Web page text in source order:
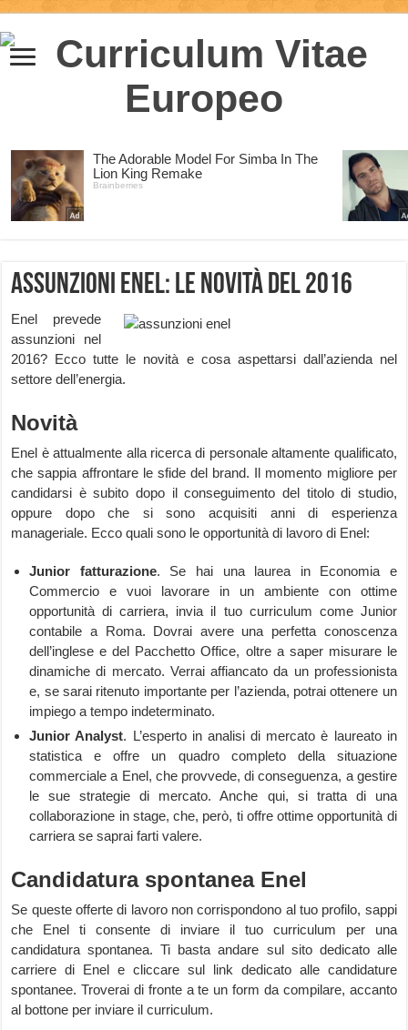
Assunzioni Enel: le novità del 2016
Enel prevede
assunzioni nel
2016? Ecco tutte le novità e cosa aspettarsi dall’azienda nel
settore dell’energia.
Novità
Enel è attualmente alla ricerca di personale altamente qualificato,
che sappia affrontare le sfide del brand. Il momento migliore per
candidarsi è subito dopo il conseguimento del titolo di studio,
oppure dopo che si sono acquisiti anni di esperienza
manageriale. Ecco quali sono le opportunità di lavoro di Enel:
Junior fatturazione. Se hai una laurea in Economia e
Commercio e vuoi lavorare in un ambiente con ottime
opportunità di carriera, invia il tuo curriculum come Junior
contabile a Roma. Dovrai avere una perfetta conoscenza
dell’inglese e del Pacchetto Office, oltre a saper misurare le
dinamiche di mercato. Verrai affiancato da un professionista
e, se sarai ritenuto importante per l’azienda, potrai ottenere un
impiego a tempo indeterminato.
Junior Analyst. L’esperto in analisi di mercato è laureato in
statistica e offre un quadro completo della situazione
commerciale a Enel, che provvede, di conseguenza, a gestire
le sue strategie di mercato. Anche qui, si tratta di una
collaborazione in stage, che, però, ti offre ottime opportunità di
carriera se saprai farti valere.
Candidatura spontanea Enel
Se queste offerte di lavoro non corrispondono al tuo profilo, sappi
che Enel ti consente di inviare il tuo curriculum per una
candidatura spontanea. Ti basta andare sul sito dedicato alle
carriere di Enel e cliccare sul link dedicato alle candidature
spontanee. Troverai di fronte a te un form da compilare, accanto
al bottone per inviare il curriculum.